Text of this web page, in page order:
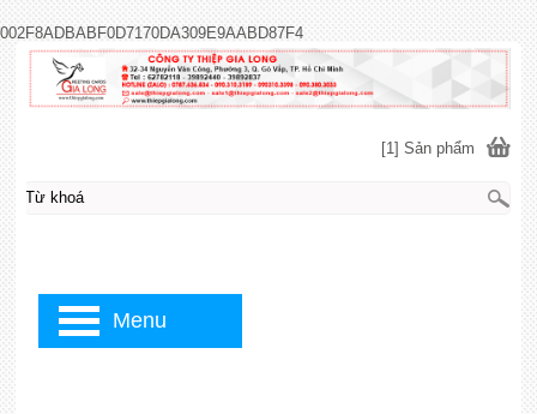
002F8ADBABF0D7170DA309E9AABD87F4
[1] Sản phẩm
Menu